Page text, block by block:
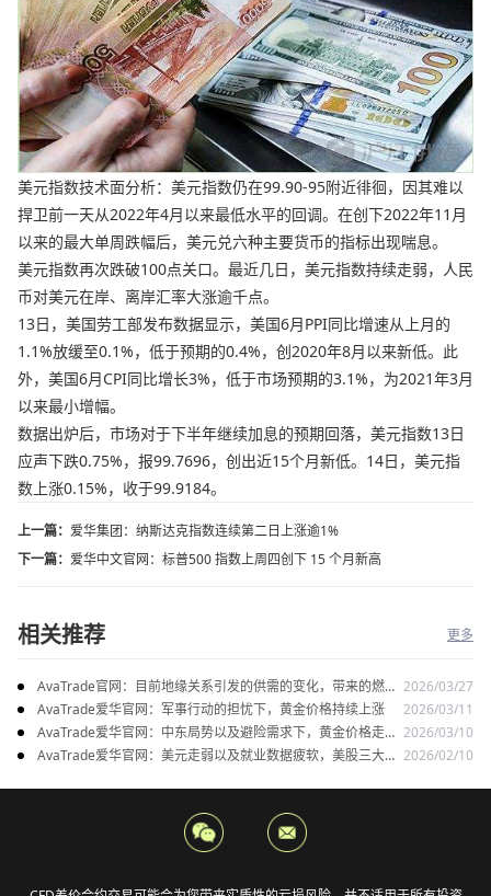
美元指数技术面分析：美元指数仍在99.90-95附近徘徊，因其难以
捍卫前一天从2022年4月以来最低水平的回调。在创下2022年11月
以来的最大单周跌幅后，美元兑六种主要货币的指标出现喘息。
美元指数再次跌破100点关口。最近几日，美元指数持续走弱，人民
币对美元在岸、离岸汇率大涨逾千点。
13日，美国劳工部发布数据显示，美国6月PPI同比增速从上月的
1.1%放缓至0.1%，低于预期的0.4%，创2020年8月以来新低。此
外，美国6月CPI同比增长3%，低于市场预期的3.1%，为2021年3月
以来最小增幅。
数据出炉后，市场对于下半年继续加息的预期回落，美元指数13日
应声下跌0.75%，报99.7696，创出近15个月新低。14日，美元指
数上涨0.15%，收于99.9184。
上一篇： 爱华集团：纳斯达克指数连续第二日上涨逾1%
下一篇： 爱华中文官网：标普500 指数上周四创下 15 个月新高
相关推荐 更多
AvaTrade官网：目前地缘关系引发的供需的变化，带来的燃料
油价格持续上涨
2026/03/27
AvaTrade爱华官网：军事行动的担忧下，黄金价格持续上涨
2026/03/11
AvaTrade爱华官网：中东局势以及避险需求下，黄金价格走势
稳健
2026/03/10
AvaTrade爱华官网：美元走弱以及就业数据疲软，美股三大指 2026/02/10